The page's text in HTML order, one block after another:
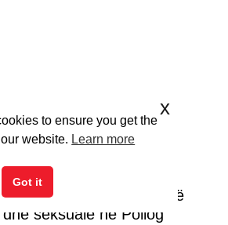
e raportimit të rasteve të
seksuale në Pollog
to ensure you get the
website. Learn more
Got it
x